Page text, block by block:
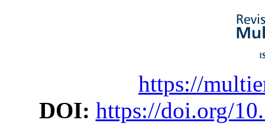
https://
DOI: https://doi.org/